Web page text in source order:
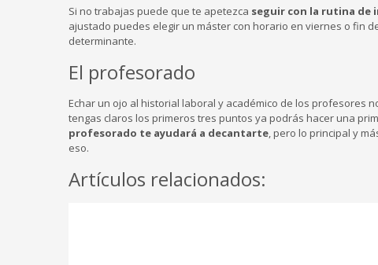
Si no trabajas puede que te apetezca seguir con la rutina de
ajustado puedes elegir un máster con horario en viernes o fin
determinante.
El profesorado
Echar un ojo al historial laboral y académico de los profesores
tengas claros los primeros tres puntos ya podrás hacer una
profesorado te ayudará a decantarte, pero lo principal y
eso.
Artículos relacionados: